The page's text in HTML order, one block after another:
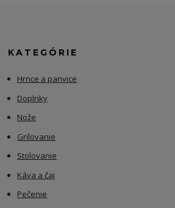
KATEGÓRIE
Hrnce a panvice
Doplnky
Nože
Grilovanie
Stolovanie
Káva a čaj
Pečenie